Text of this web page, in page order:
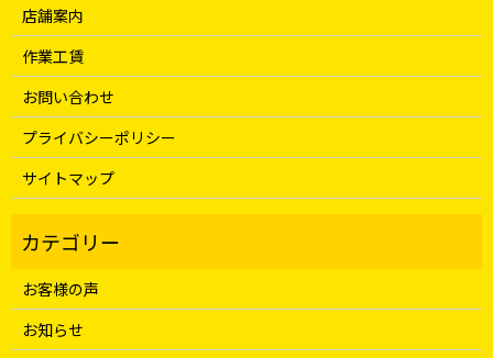
店舗案内
作業工賃
お問い合わせ
プライバシーポリシー
サイトマップ
お客様の声
お知らせ